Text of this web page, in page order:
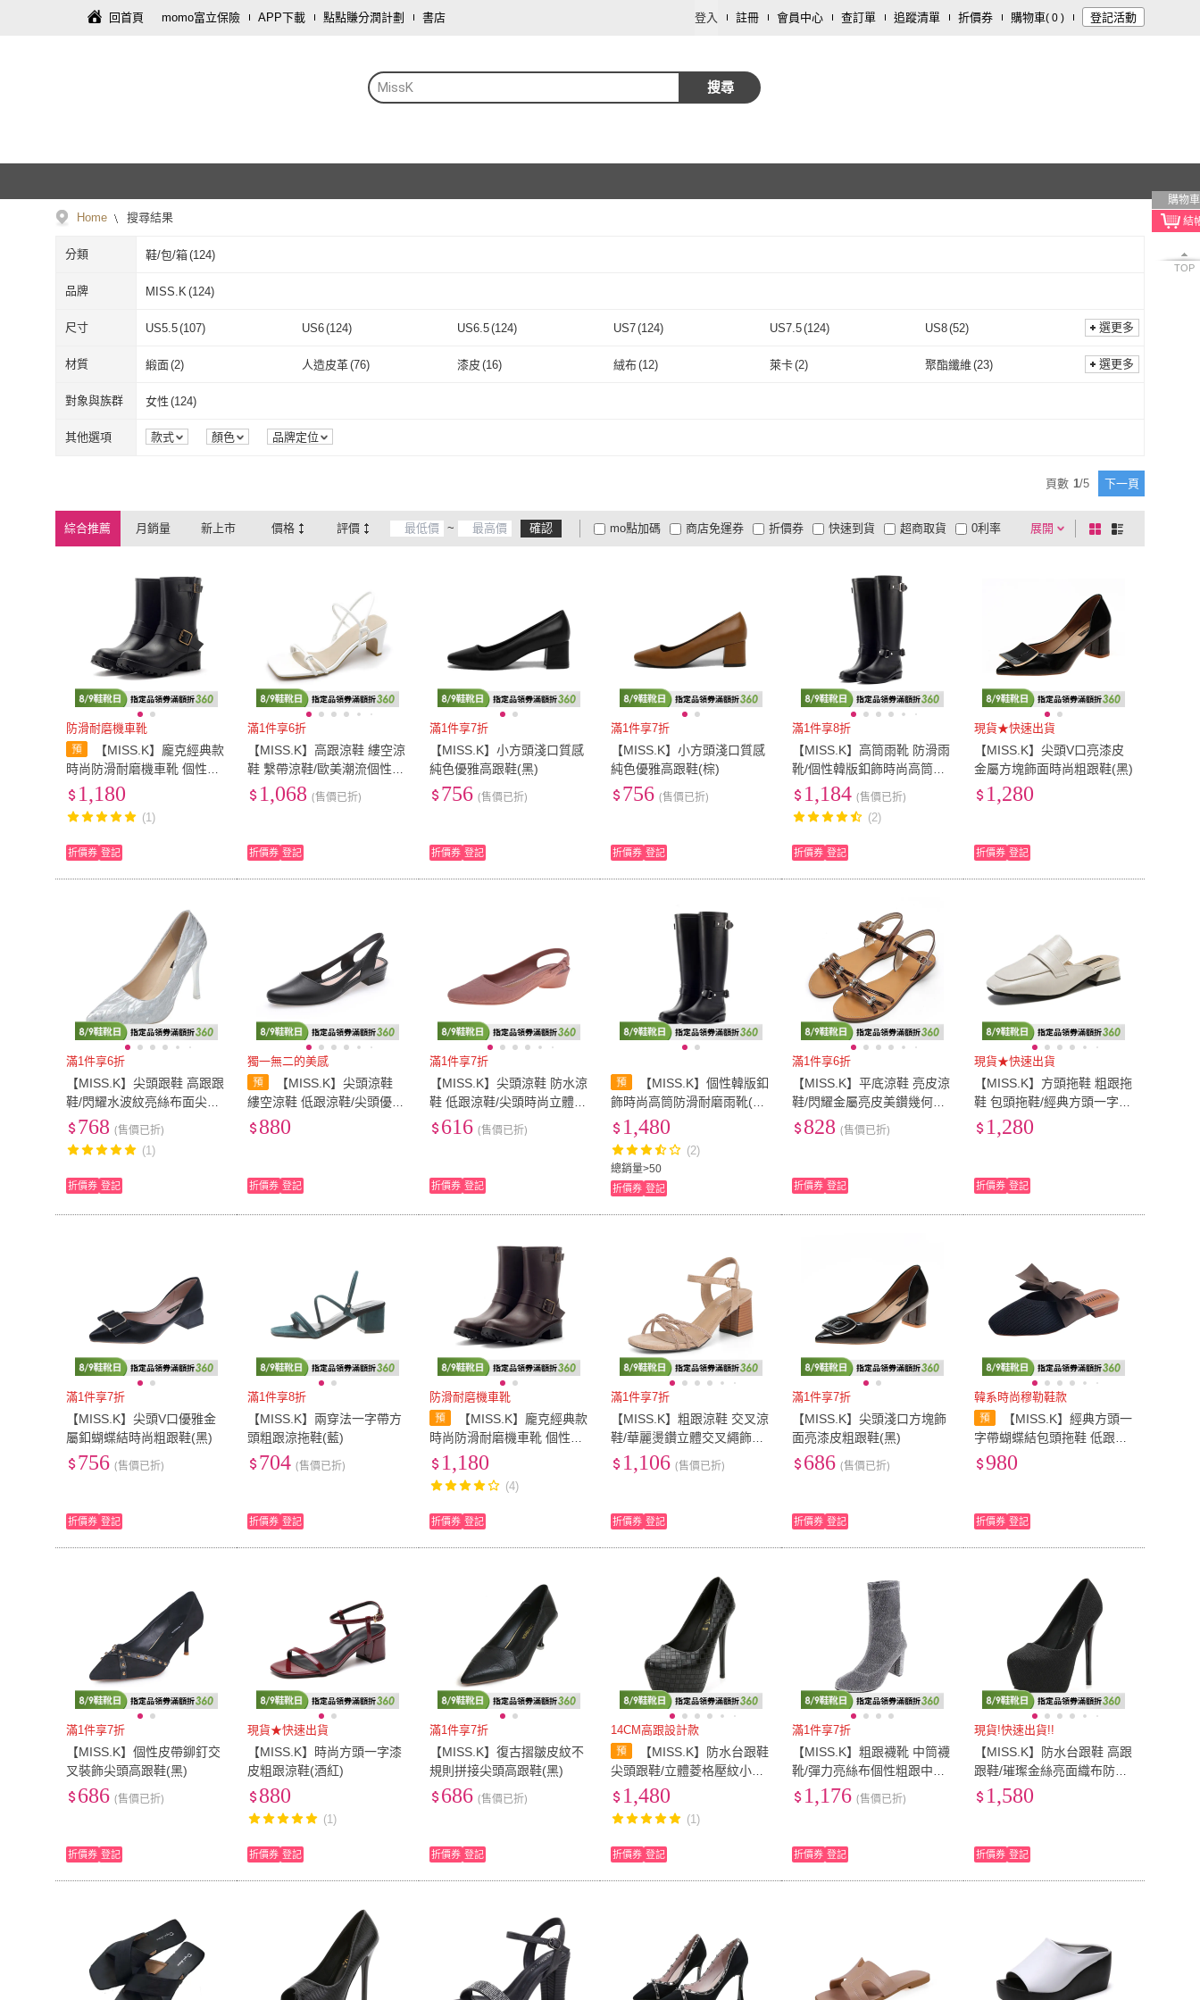
回首頁 momo富立保險 APP下載 點點賺分潤計劃 書店 登入 註冊 會員中心 查訂單 追蹤清單 折價券 購物車( 0 ) 登記活動
MissK 搜尋
購物車
TOP
Home 搜尋結果
分類 鞋/包/箱(124)
品牌 MISS.K (124)
MISS.K(
尺寸 US5.5(107) US6(124) US6.5(124) US7(124) US7.5(124) US8(52)
22.5cm 23cm(124) 23.5cm(124 24cm( 124 24.5cm 25cm(52)
EU35( 106
EU40(52
US5.5 US6 (124 US6.5 US7 US8
22.5cm
EU35 106) EU35.5
選更多
材質 緞面(2) 人造皮革 (76) 漆皮 (16) 絨布(12) 萊卡(2) 聚酯纖維(23)
緞面(2
選更多
對象與族群 女性 (124)
女性 )
其他選項 款式 顏色 品牌定位
頁數 1/5 下一頁
綜合推薦 月銷量 新上市 價格 評價 ~ 確認 展開
折價券
有影片
商品有量 電視購物
mo點加碼 快速到貨 超商取貨
大家電安心配
大家電快配
商店免運券 0利率
及以上
棋
盤
列
防滑耐磨機車靴
【MISS.K】龐克經典款
時尚防滑耐磨機車靴 個性雨
靴(黑)
1,180
(1)
折價券 登記
滿1件享6折
【MISS.K】高跟涼鞋 縷空涼
鞋 繫帶涼鞋/歐美潮流個性線
繩縷空繫帶造型高跟涼鞋(白)
1,068 (售價已折)
折價券 登記
滿1件享7折
【MISS.K】小方頭淺口質感
純色優雅高跟鞋(黑)
756 (售價已折)
折價券 登記
滿1件享7折
【MISS.K】小方頭淺口質感
純色優雅高跟鞋(棕)
756 (售價已折)
折價券 登記
滿1件享8折
【MISS.K】高筒雨靴 防滑雨
靴/個性韓版釦飾時尚高筒防
滑耐磨雨靴(3色任選)
1,184 (售價已折)
(2)
折價券 登記
現貨★快速出貨
【MISS.K】尖頭V口亮漆皮
金屬方塊飾面時尚粗跟鞋(黑)
1,280
折價券 登記
滿1件享6折
【MISS.K】尖頭跟鞋 高跟跟
鞋/閃耀水波紋亮絲布面尖頭
高跟鞋(2色任選)
768 (售價已折)
(1)
折價券 登記
獨一無二的美感
【MISS.K】尖頭涼鞋
縷空涼鞋 低跟涼鞋/尖頭優雅
縷空設計低跟防水涼鞋(4色
880
折價券 登記
滿1件享7折
【MISS.K】尖頭涼鞋 防水涼
鞋 低跟涼鞋/尖頭時尚立體英
文字母浮印造型低跟防水涼
鞋 果凍涼鞋(5色任選)
616 (售價已折)
折價券 登記
【MISS.K】個性韓版釦
飾時尚高筒防滑耐磨雨靴(3
色任選)
總銷量>50
1,480
(2)
折價券 登記
滿1件享6折
【MISS.K】平底涼鞋 亮皮涼
鞋/閃耀金屬亮皮美鑽幾何線
條百搭平底涼鞋(金)
828 (售價已折)
折價券 登記
現貨★快速出貨
【MISS.K】方頭拖鞋 粗跟拖
鞋 包頭拖鞋/經典方頭一字帶
舒適粗跟包頭拖鞋 穆勒鞋
1,280
折價券 登記
滿1件享7折
【MISS.K】尖頭V口優雅金
屬釦蝴蝶結時尚粗跟鞋(黑)
756 (售價已折)
折價券 登記
滿1件享8折
【MISS.K】兩穿法一字帶方
頭粗跟涼拖鞋(藍)
704 (售價已折)
折價券 登記
防滑耐磨機車靴
【MISS.K】龐克經典款
時尚防滑耐磨機車靴 個性雨
靴(棕)
1,180
(4)
折價券 登記
滿1件享7折
【MISS.K】粗跟涼鞋 交叉涼
鞋/華麗燙鑽立體交叉繩飾粗
跟涼鞋(杏)
1,106 (售價已折)
折價券 登記
滿1件享7折
【MISS.K】尖頭淺口方塊飾
面亮漆皮粗跟鞋(黑)
686 (售價已折)
折價券 登記
韓系時尚穆勒鞋款
【MISS.K】經典方頭一
字帶蝴蝶結包頭拖鞋 低跟穆
勒鞋(4款任選)
980
折價券 登記
滿1件享7折
【MISS.K】個性皮帶鉚釘交
叉裝飾尖頭高跟鞋(黑)
686 (售價已折)
折價券 登記
現貨★快速出貨
【MISS.K】時尚方頭一字漆
皮粗跟涼鞋(酒紅)
880
(1)
折價券 登記
滿1件享7折
【MISS.K】復古摺皺皮紋不
規則拼接尖頭高跟鞋(黑)
686 (售價已折)
折價券 登記
14CM高跟設計款
【MISS.K】防水台跟鞋
尖頭跟鞋/立體菱格壓紋小尖
頭防水台14CM性感高跟鞋(2
色任選)
1,480
(1)
折價券 登記
滿1件享7折
【MISS.K】粗跟襪靴 中筒襪
靴/彈力亮絲布個性粗跟中筒
襪靴(灰)
1,176 (售價已折)
折價券 登記
現貨!快速出貨!!
【MISS.K】防水台跟鞋 高跟
跟鞋/璀璨金絲亮面織布防水
台14CM高跟鞋(黑)
1,580
折價券 登記